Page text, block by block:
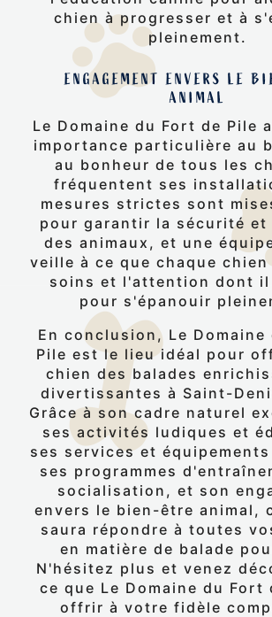
chien à progresser et à
pleinement.
ENGAGEMENT ENVERS LE
ANIMAL
Le Domaine du Fort de Pile
importance particulière au
au bonheur de tous les
fréquentent ses
mesures strictes sont
pour garantir la sécurité
des animaux, et une
veille à ce que chaque
soins et l'attention dont il
pour s'épanouir
En conclusion, Le Domaine
Pile est le lieu idéal pour
chien des balades
divertissantes à Saint-
Grâce à son cadre naturel
ses activités ludiques et
ses services et
ses programmes
socialisation, et son
envers le bien-être animal,
saura répondre à toutes
en matière de balade
N'hésitez plus et venez
ce que Le Domaine du Fort
offrir à votre fidèle